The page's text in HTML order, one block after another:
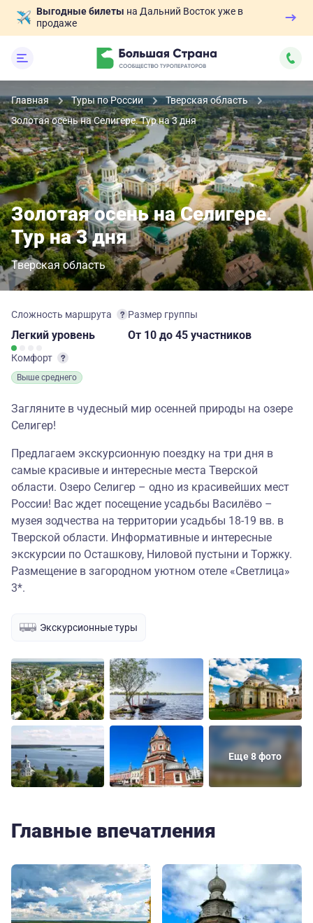
Выгодные билеты на Дальний Восток уже в
продаже
Главная Туры по России
Тверская область
Золотая осень на Селигере. Тур на 3 дня
Золотая осень на Селигере.
Тур на 3 дня
Тверская область
Сложность маршрута
Легкий уровень
Комфорт
Выше среднего
Размер группы
От 10 до 45 участников
Загляните в чудесный мир осенней природы на озере
Селигер!
Предлагаем экскурсионную поездку на три дня в
самые красивые и интересные места Тверской
области. Озеро Селигер – одно из красивейших мест
России! Вас ждет посещение усадьбы Василёво –
музея зодчества на территории усадьбы 18-19 вв. в
Тверской области. Информативные и интересные
экскурсии по Осташкову, Ниловой пустыни и Торжку.
Размещение в загородном уютном отеле «Светлица»
3*.
Экскурсионные туры
Еще 8 фото
Главные впечатления